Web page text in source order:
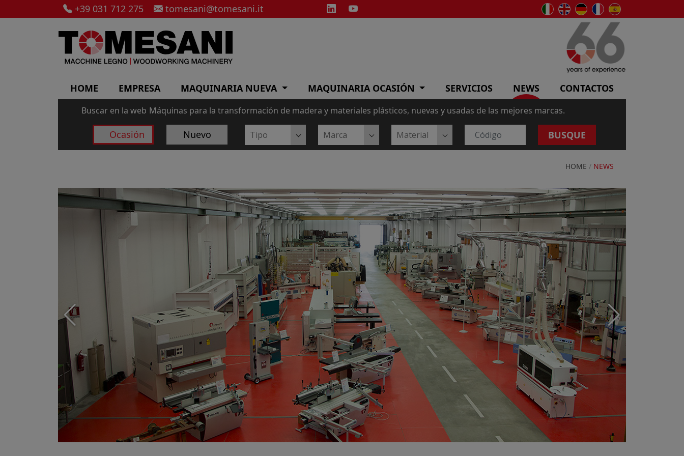
+39 031 712 275 tomesani@tomesani.it
HOME EMPRESA MAQUINARIA NUEVA MAQUINARIA OCASIÓN SERVICIOS NEWS CONTACTOS
Buscar en la web Máquinas para la transformación de madera y materiales plásticos, nuevas y usadas de las mejores marcas.
Ocasión Nuevo BUSQUE
HOME / NEWS